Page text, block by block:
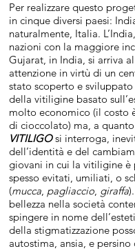
Per realizzare questo
in cinque diversi paesi:
naturalmente, Italia.
nazioni con la maggiore
Gujarat, in India, si arriva
attenzione in virtù di un
stato scoperto e
della vitiligine basato
molto economico (il costo
di cioccolato) ma, a
VITILIGOsi interroga,
dell’identità e del
giovani in cui la vitiligine
spesso evitati, umiliati, o
(mucca, pagliaccio, giraffa
bellezza nella società
spingere in nome
della stigmatizzazione
autostima, ansia, e persino